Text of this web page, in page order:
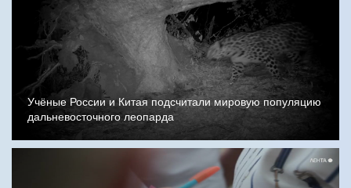
Учёные России и Китая подсчитали мировую популяцию
дальневосточного леопарда